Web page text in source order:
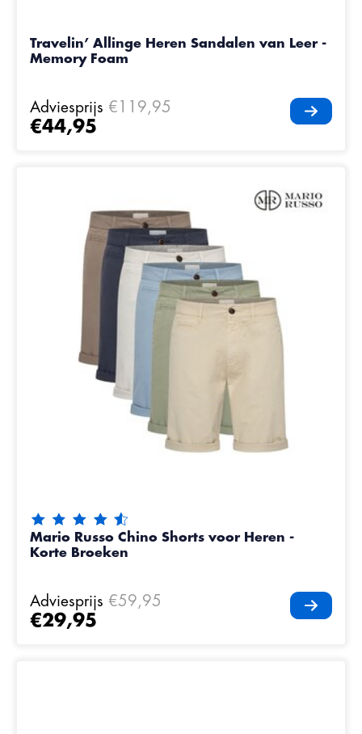
Travelin’ Allinge Heren Sandalen van Leer -
Memory Foam
Adviesprijs €119,95
€44,95
De beoordeling van dit product is
Mario Russo Chino Shorts voor Heren -
Korte Broeken
Adviesprijs €59,95
€29,95